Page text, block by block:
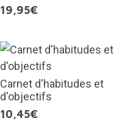
19,95€
Carnet d'habitudes et
d'objectifs
10,45€